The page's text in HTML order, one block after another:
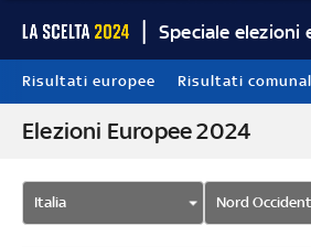
Speciale elezioni
Risultati europee Risultati
Elezioni Europee 2024
Italia Nord